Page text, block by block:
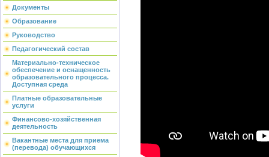
Документы
Образование
Руководство
Педагогический состав
Материально-техническое
обеспечение и оснащенность
образовательного процесса.
Доступная среда
Платные образовательные
услуги
Финансово-хозяйственная
деятельность
Вакантные места для приема
(перевода) обучающихся